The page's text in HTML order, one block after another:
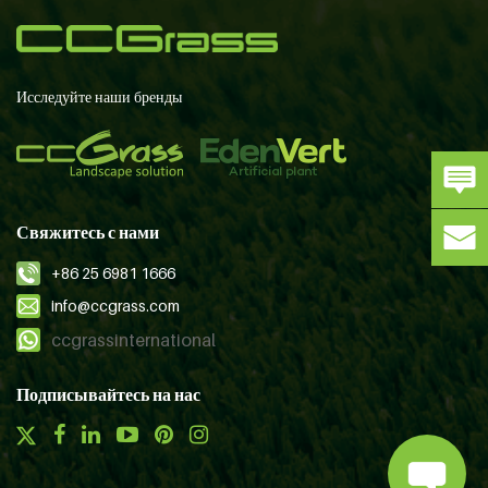
Исследуйте наши бренды
Свяжитесь с нами
+86 25 6981 1666
info@ccgrass.com
ccgrassinternational
Подписывайтесь на нас